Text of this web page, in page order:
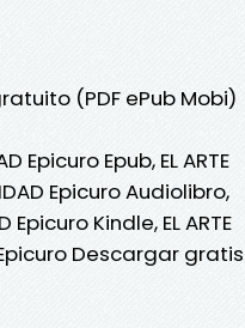
(PDF ePub Mobi)
Epicuro Epub, EL ARTE
Epicuro Audiolibro,
Epicuro Kindle, EL ARTE
Epicuro Descargar gratis